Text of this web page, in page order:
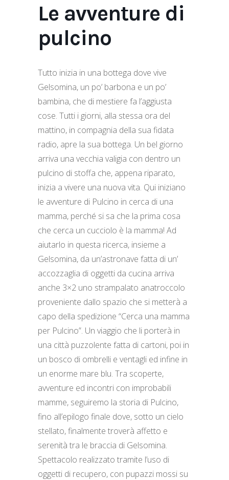
Le avventure di
pulcino
Tutto inizia in una bottega dove vive
Gelsomina, un po’ barbona e un po’
bambina, che di mestiere fa l’aggiusta
cose. Tutti i giorni, alla stessa ora del
mattino, in compagnia della sua fidata
radio, apre la sua bottega. Un bel giorno
arriva una vecchia valigia con dentro un
pulcino di stoffa che, appena riparato,
inizia a vivere una nuova vita. Qui iniziano
le avventure di Pulcino in cerca di una
mamma, perché si sa che la prima cosa
che cerca un cucciolo è la mamma! Ad
aiutarlo in questa ricerca, insieme a
Gelsomina, da un’astronave fatta di un’
accozzaglia di oggetti da cucina arriva
anche 3×2 uno strampalato anatroccolo
proveniente dallo spazio che si metterà a
capo della spedizione “Cerca una mamma
per Pulcino”. Un viaggio che li porterà in
una città puzzolente fatta di cartoni, poi in
un bosco di ombrelli e ventagli ed infine in
un enorme mare blu. Tra scoperte,
avventure ed incontri con improbabili
mamme, seguiremo la storia di Pulcino,
fino all’epilogo finale dove, sotto un cielo
stellato, finalmente troverà affetto e
serenità tra le braccia di Gelsomina.
Spettacolo realizzato tramite l’uso di
oggetti di recupero, con pupazzi mossi su